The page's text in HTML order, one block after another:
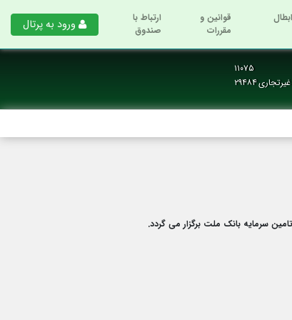
قوانین و
مقررات
ارتباط با
صندوق
ورود به پرتال
۱۱۰۷۵
۲۹۴۸۴